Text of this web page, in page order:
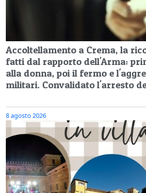
Accoltellamento a Crema, la
fatti dal rapporto dell'Arma:
alla donna, poi il fermo e
militari. Convalidato l'arresto
8 agosto 2026